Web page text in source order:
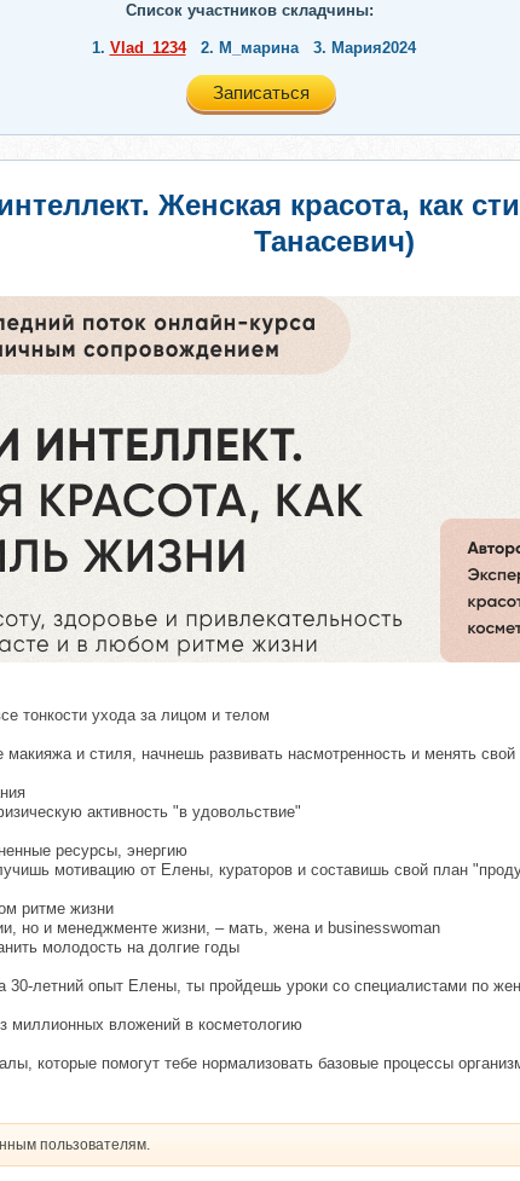
Список участников складчины:
1. Vlad_1234 2. М_марина 3. Мария2024
Записаться
Женская красота, как
Танасевич)
тонкости ухода за лицом и телом
и стиля, начнешь развивать насмотренность и менять свой
активность "в удовольствие"
ресурсы, энергию
мотивацию от Елены, кураторов и составишь свой план
ритме жизни
но и менеджменте жизни, – мать, жена и businesswoman
молодость на долгие годы
30-летний опыт Елены, ты пройдешь уроки со специалистами по
миллионных вложений в косметологию
которые помогут тебе нормализовать базовые процессы
пользователям.